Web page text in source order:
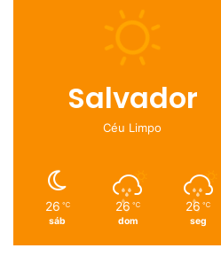
Salvador
Céu Limpo
26 ℃
sáb
26 ℃
dom
26 ℃
seg